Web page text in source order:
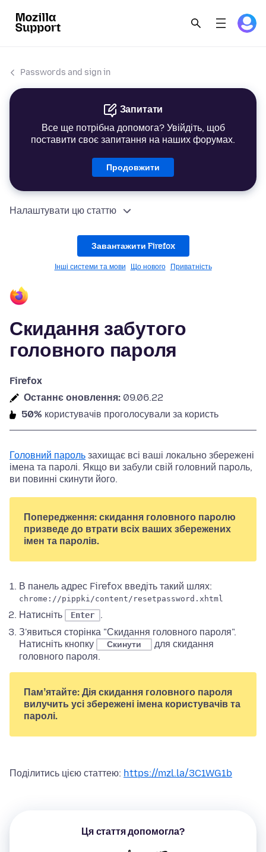
Passwords and sign in
Запитати
Все ще потрібна допомога? Увійдіть, щоб
поставити своє запитання на наших форумах.
Продовжити
Налаштувати цю статтю
Завантажити Firefox
Інші системи та мови Що нового Приватність
Скидання забутого
головного пароля
Firefox
Останнє оновлення: 09.06.22
50% користувачів проголосували за користь
Головний пароль захищає всі ваші локально збережені
імена та паролі. Якщо ви забули свій головний пароль,
ви повинні скинути його.
Попередження: скидання головного паролю
призведе до втрати всіх ваших збережених
імен та паролів.
В панель адрес Firefox введіть такий шлях:
chrome://pippki/content/resetpassword.xhtml
Натисніть Enter
.
З'явиться сторінка "Скидання головного пароля".
Натисніть кнопку
Скинути
для скидання
головного пароля.
Памʼятайте: Дія скидання головного пароля
вилучить усі збережені імена користувачів та
паролі.
Поділитись цією статтею: https://mzl.la/3C1WG1b
Ця стаття допомогла?